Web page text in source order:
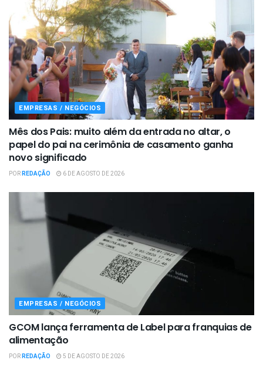
EMPRESAS / NEGÓCIOS
Mês dos Pais: muito além da entrada no altar, o
papel do pai na cerimônia de casamento ganha
novo significado
PORREDAÇÃO 6 DE AGOSTO DE 2026
EMPRESAS / NEGÓCIOS
GCOM lança ferramenta de Label para franquias de
alimentação
PORREDAÇÃO 5 DE AGOSTO DE 2026